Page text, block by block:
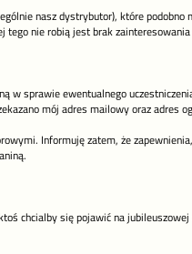
nasz dystrybutor), które podobno
nie robią jest brak
w sprawie ewentualnego
mój adres mailowy oraz adres
Informuję zatem, że
chcialby się pojawić na